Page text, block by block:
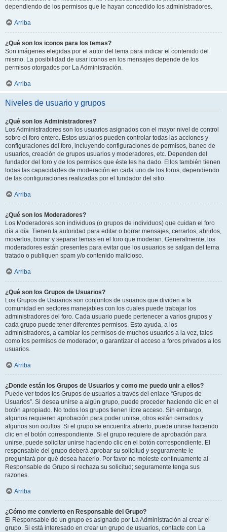
dependiendo de los permisos que le hayan concedido los administradores.
Arriba
¿Qué son los iconos para los temas?
Son imágenes elegidas por el autor del tema para indicar el contenido del
mismo. La posibilidad de usar iconos en los mensajes depende de los
permisos otorgados por La Administración.
Arriba
Niveles de usuario y grupos
¿Qué son los Administradores?
Los Administradores son los usuarios asignados con el mayor nivel de control
sobre el foro entero. Estos usuarios pueden controlar todas las acciones y
configuraciones del foro, incluyendo configuraciones de permisos, baneo de
usuarios, creación de grupos usuarios y moderadores, etc. Dependen del
fundador del foro y de los permisos que éste les ha dado. Ellos también tienen
todas las capacidades de moderación en cada uno de los foros, dependiendo
de las configuraciones realizadas por el fundador del sitio.
Arriba
¿Qué son los Moderadores?
Los Moderadores son individuos (o grupos de individuos) que cuidan el foro
día a día. Tienen la autoridad para editar o borrar mensajes, cerrarlos, abrirlos,
moverlos, borrar y separar temas en el foro que moderan. Generalmente, los
moderadores están presentes para evitar que los usuarios se salgan del tema
tratado o publiquen spam y/o contenido malicioso.
Arriba
¿Qué son los Grupos de Usuarios?
Los Grupos de Usuarios son conjuntos de usuarios que dividen a la
comunidad en sectores manejables con los cuales puede trabajar los
administradores del foro. Cada usuario puede pertenecer a varios grupos y
cada grupo puede tener diferentes permisos. Esto ayuda, a los
administradores, a cambiar los permisos de muchos usuarios a la vez, tales
como los permisos de moderador, o garantizar el acceso a foros privados a los
usuarios.
Arriba
¿Donde están los Grupos de Usuarios y como me puedo unir a ellos?
Puede ver todos los Grupos de usuarios a través del enlace “Grupos de
Usuarios”. Si desea unirse a algún grupo, puede proceder haciendo clic en el
botón apropiado. No todos los grupos tienen libre acceso. Sin embargo,
algunos requieren aprobación para poder unirse, otros están cerrados y
algunos son ocultos. Si el grupo se encuentra abierto, puede unirse haciendo
clic en el botón correspondiente. Si el grupo requiere de aprobación para
unirse, puede solicitar unirse haciendo clic en el botón correspondiente. El
responsable del grupo deberá aprobar su solicitud y seguramente le
preguntará por qué desea hacerlo. Por favor no moleste continuamente al
Responsable de Grupo si rechaza su solicitud; seguramente tenga sus
razones.
Arriba
¿Cómo me convierto en Responsable del Grupo?
El Responsable de un grupo es asignado por La Administración al crear el
grupo. Si está interesado en crear un grupo de usuarios, contacte con La